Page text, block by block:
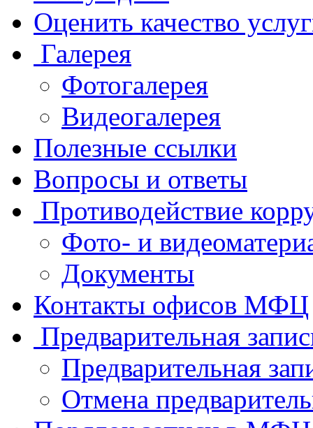
Оценить качество
Галерея
Фотогалерея
Видеогалерея
Полезные ссылки
Вопросы и ответы
Противодействие
Фото- и
Документы
Контакты офисов МФЦ
Предварительная
Предварительная
Отмена